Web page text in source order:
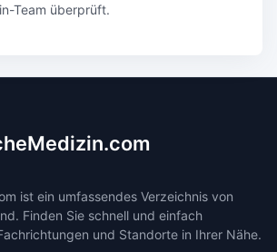
Team überprüft.
ist ein umfassendes Verzeichnis von
Finden Sie schnell und einfach
und Standorte in Ihrer Nähe.